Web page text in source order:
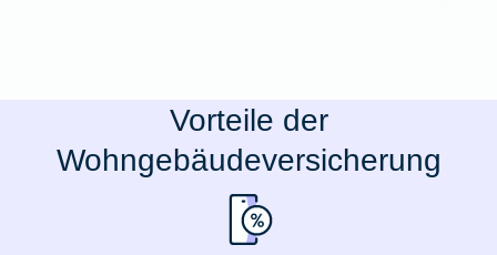
Vorteile der
Wohngebäudeversicherung